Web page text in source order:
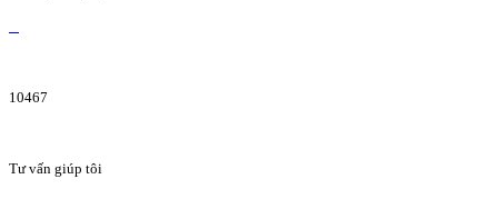
10467
Tư vấn giúp tôi